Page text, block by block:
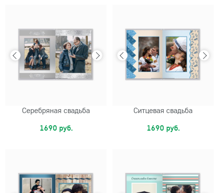
Серебряная свадьба
1690 руб.
Ситцевая свадьба
1690 руб.